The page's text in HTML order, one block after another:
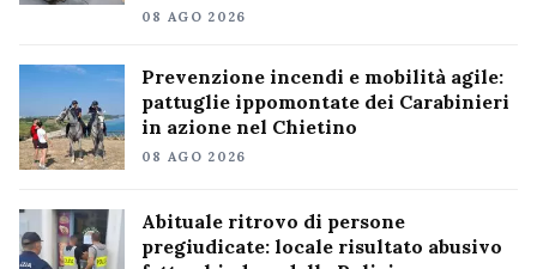
08 AGO 2026
Prevenzione incendi e mobilità agile:
pattuglie ippomontate dei Carabinieri
in azione nel Chietino
08 AGO 2026
Abituale ritrovo di persone
pregiudicate: locale risultato abusivo